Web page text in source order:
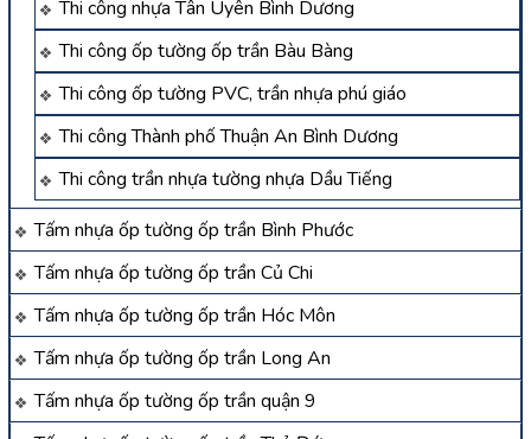
Thi công nhựa Tân Uyên Bình Dương
Thi công ốp tường ốp trần Bàu Bàng
Thi công ốp tường PVC, trần nhựa phú giáo
Thi công Thành phố Thuận An Bình Dương
Thi công trần nhựa tường nhựa Dầu Tiếng
Tấm nhựa ốp tường ốp trần Bình Phước
Tấm nhựa ốp tường ốp trần Củ Chi
Tấm nhựa ốp tường ốp trần Hóc Môn
Tấm nhựa ốp tường ốp trần Long An
Tấm nhựa ốp tường ốp trần quận 9